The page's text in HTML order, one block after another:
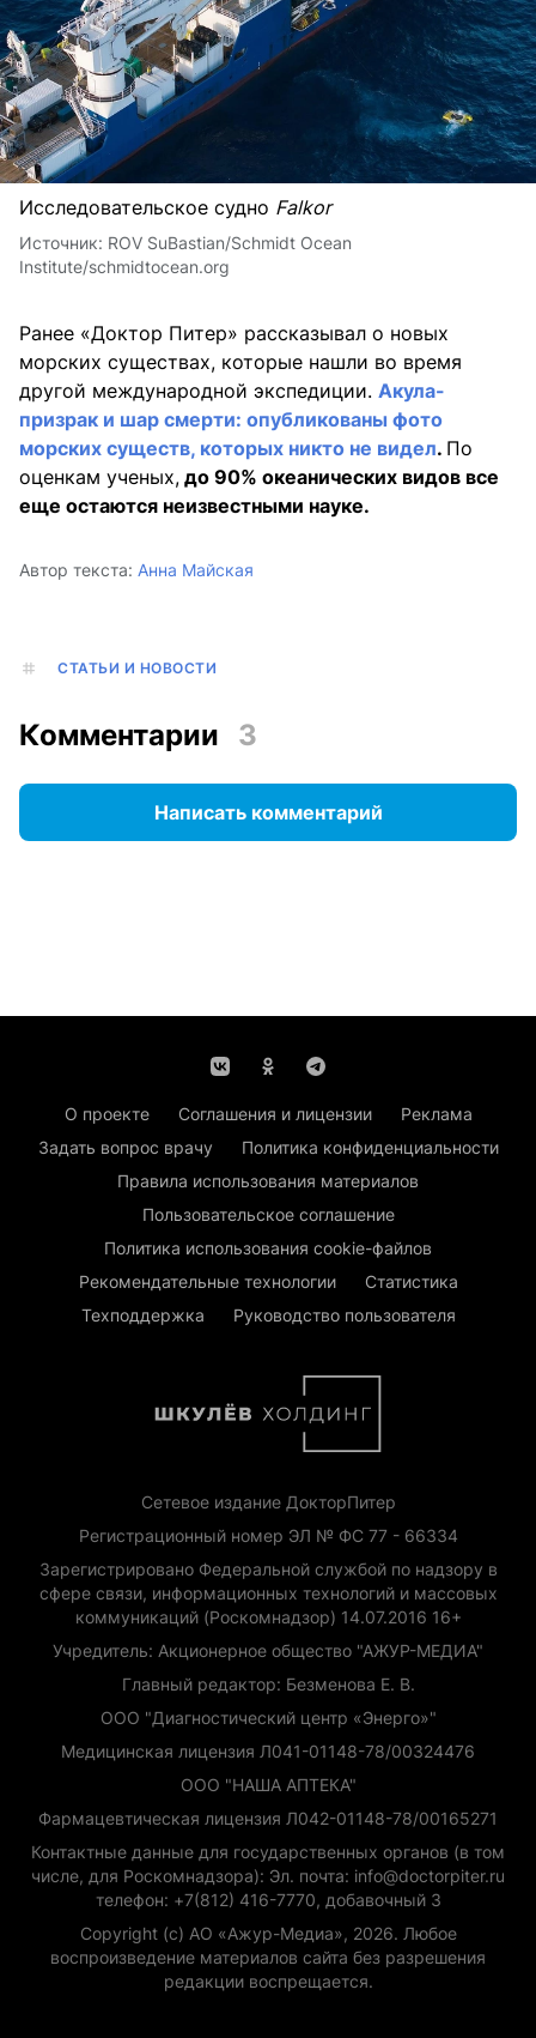
Исследовательское судно Falkor
Источник: ROV SuBastian/Schmidt Ocean
Institute/schmidtocean.org
Ранее «Доктор Питер» рассказывал о новых
морских существах, которые нашли во время
другой международной экспедиции. Акула-
призрак и шар смерти: опубликованы фото
морских существ, которых никто не видел. По
оценкам ученых, до 90% океанических видов все
еще остаются неизвестными науке.
Автор текста: Анна Майская
СТАТЬИ И НОВОСТИ
Комментарии 3
Написать комментарий
О проекте Соглашения и лицензии
Реклама
Задать вопрос врачу
Политика конфиденциальности
Правила использования материалов
Пользовательское соглашение
Политика использования cookie-файлов
Рекомендательные технологии
Статистика
Техподдержка
Руководство пользователя
Сетевое издание ДокторПитер
Регистрационный номер ЭЛ № ФС 77 - 66334
Зарегистрировано Федеральной службой по надзору в
сфере связи, информационных технологий и массовых
коммуникаций (Роскомнадзор) 14.07.2016 16+
Учредитель: Акционерное общество "АЖУР-МЕДИА"
Главный редактор: Безменова Е. В.
ООО "Диагностический центр «Энерго»"
Медицинская лицензия Л041-01148-78/00324476
ООО "НАША АПТЕКА"
Фармацевтическая лицензия Л042-01148-78/00165271
Контактные данные для государственных органов (в том
числе, для Роскомнадзора): Эл. почта: info@doctorpiter.ru
телефон: +7(812) 416-7770, добавочный 3
Copyright (с) АО «Ажур-Медиа», 2026. Любое
воспроизведение материалов сайта без разрешения
редакции воспрещается.